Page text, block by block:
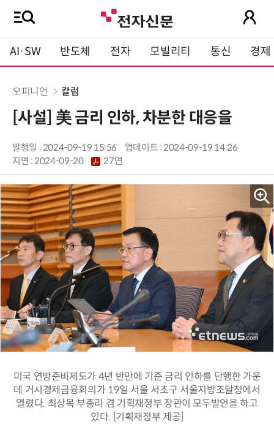
AI·SW 반도체 전자 모빌리티 통신 경제
오피니언 칼럼
[사설] 美 금리 인하, 차분한 대응을
발행일 : 2024-09-19 15:56
업데이트 : 2024-09-19 14:26
지면 :2024-09-20 27면
미국 연방준비제도가 4년 반만에 기준 금리 인하를 단행한 가운
데 거시경제금융회의가 19일 서울 서초구 서울지방조달청에서
열렸다. 최상목 부총리 겸 기획재정부 장관이 모두발언을 하고
있다. [기획재정부 제공]